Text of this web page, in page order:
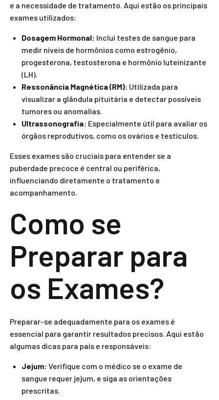
e a necessidade de tratamento. Aqui estão os principais
exames utilizados:
Dosagem Hormonal: Inclui testes de sangue para
medir níveis de hormônios como estrogênio,
progesterona, testosterona e hormônio luteinizante
(LH).
Ressonância Magnética (RM): Utilizada para
visualizar a glândula pituitária e detectar possíveis
tumores ou anomalias.
Ultrassonografia: Especialmente útil para avaliar os
órgãos reprodutivos, como os ovários e testículos.
Esses exames são cruciais para entender se a
puberdade precoce é central ou periférica,
influenciando diretamente o tratamento e
acompanhamento.
Como se
Preparar para
os Exames?
Preparar-se adequadamente para os exames é
essencial para garantir resultados precisos. Aqui estão
algumas dicas para pais e responsáveis:
Jejum: Verifique com o médico se o exame de
sangue requer jejum, e siga as orientações
prescritas.